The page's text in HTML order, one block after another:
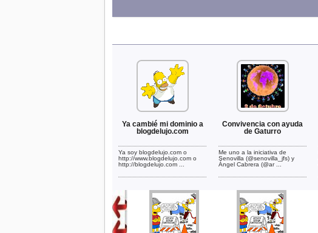
Ya cambié mi dominio a
blogdelujo.com
Ya soy blogdelujo.com o
http://www.blogdelujo.com o
http://blogdelujo.com ...
Convivencia con ayuda
de Gaturro
Me uno a la iniciativa de
Senovilla (@senovilla_jfs) y
Ángel Cabrera (@ar ...